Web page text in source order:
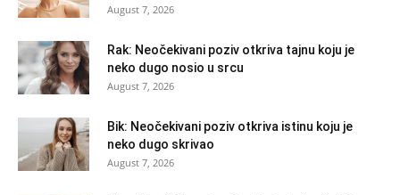
August 7, 2026
Rak: Neočekivani poziv otkriva tajnu koju je
neko dugo nosio u srcu
August 7, 2026
Bik: Neočekivani poziv otkriva istinu koju je
neko dugo skrivao
August 7, 2026